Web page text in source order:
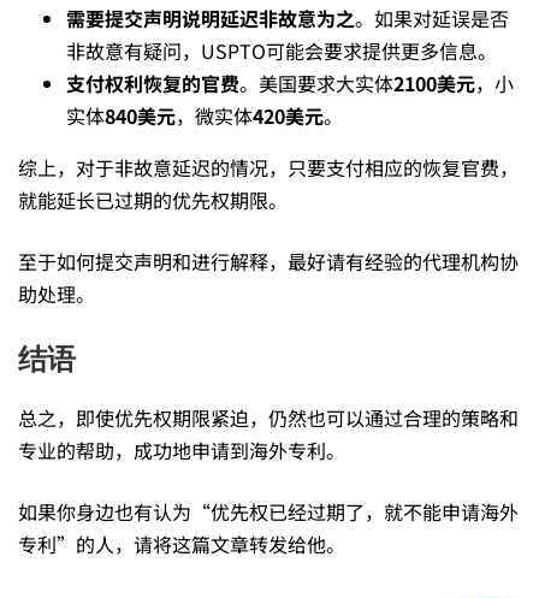
——
先
别
放
弃，
过
期
需要提交声明说明延迟非故意为之。如果对延误是否
非故意有疑问，USPTO可能会要求提供更多信息。
支付权利恢复的官费。美国要求大实体2100美元，小
实体840美元，微实体420美元。
综上，对于非故意延迟的情况，只要支付相应的恢复官费，
就能延长已过期的优先权期限。
至于如何提交声明和进行解释，最好请有经验的代理机构协
助处理。
结语
总之，即使优先权期限紧迫，仍然也可以通过合理的策略和
专业的帮助，成功地申请到海外专利。
如果你身边也有认为“优先权已经过期了，就不能申请海外
专利”的人，请将这篇文章转发给他。